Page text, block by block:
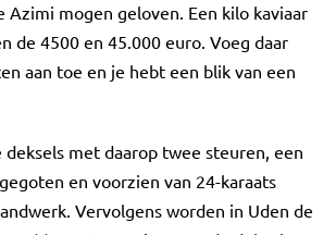
Azimi mogen geloven. Een kilo kaviaar
de 4500 en 45.000 euro. Voeg daar
aan toe en je hebt een blik van een
deksels met daarop twee steuren, een
en voorzien van 24-karaats
Vervolgens worden in Uden de